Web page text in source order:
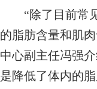
“除了目前常见
的脂肪含量和肌
中心副主任冯强
是降低了体内的